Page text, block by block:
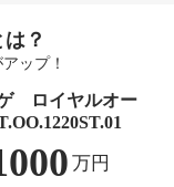
？
ップ！
ロイヤルオー
万円